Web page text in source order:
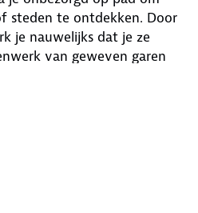
steden te ontdekken. Door
je nauwelijks dat je ze
van geweven garen
weer.
regenbui terecht of stap je
probleem. Deze
blijven comfortabel. Het
Tex membraan houdt